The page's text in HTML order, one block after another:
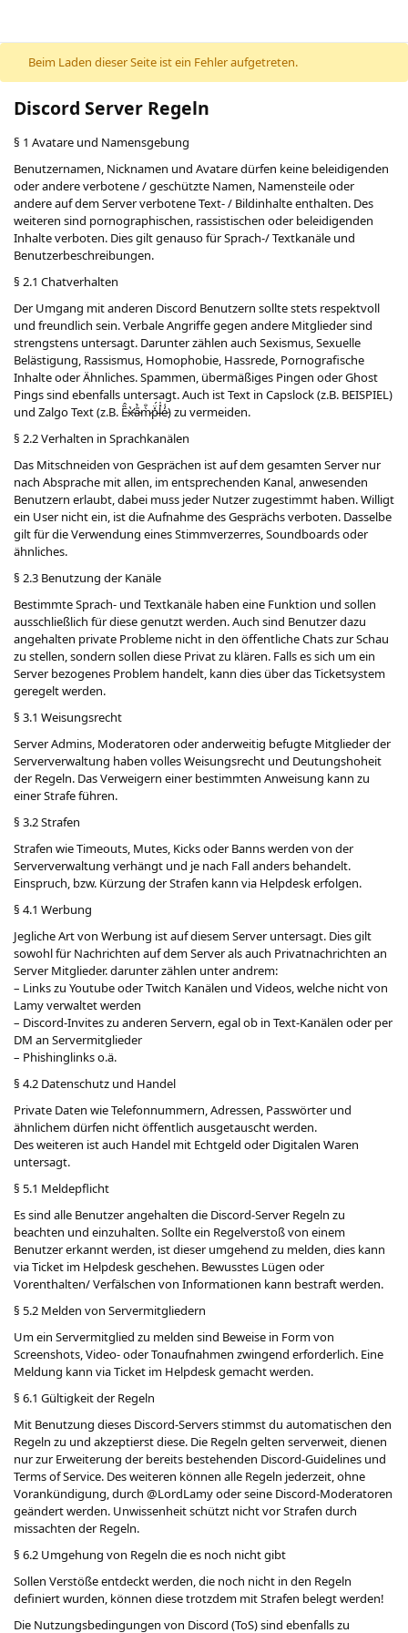
Beim Laden dieser Seite ist ein Fehler aufgetreten.
Discord Server Regeln
§ 1 Avatare und Namensgebung
Benutzernamen, Nicknamen und Avatare dürfen keine beleidigenden
oder andere verbotene / geschützte Namen, Namensteile oder
andere auf dem Server verbotene Text- / Bildinhalte enthalten. Des
weiteren sind pornographischen, rassistischen oder beleidigenden
Inhalte verboten. Dies gilt genauso für Sprach-/ Textkanäle und
Benutzerbeschreibungen.
§ 2.1 Chatverhalten
Der Umgang mit anderen Discord Benutzern sollte stets respektvoll
und freundlich sein. Verbale Angriffe gegen andere Mitglieder sind
strengstens untersagt. Darunter zählen auch Sexismus, Sexuelle
Belästigung, Rassismus, Homophobie, Hassrede, Pornografische
Inhalte oder Ähnliches. Spammen, übermäßiges Pingen oder Ghost
Pings sind ebenfalls untersagt. Auch ist Text in Capslock (z.B. BEISPIEL)
und Zalgo Text (z.B. Ȅ̴̂x̴̛̔a̴̎̉m̷̀̐p̵̽̈́l̵̽̍e̷̒͑) zu vermeiden.
§ 2.2 Verhalten in Sprachkanälen
Das Mitschneiden von Gesprächen ist auf dem gesamten Server nur
nach Absprache mit allen, im entsprechenden Kanal, anwesenden
Benutzern erlaubt, dabei muss jeder Nutzer zugestimmt haben. Willigt
ein User nicht ein, ist die Aufnahme des Gesprächs verboten. Dasselbe
gilt für die Verwendung eines Stimmverzerres, Soundboards oder
ähnliches.
§ 2.3 Benutzung der Kanäle
Bestimmte Sprach- und Textkanäle haben eine Funktion und sollen
ausschließlich für diese genutzt werden. Auch sind Benutzer dazu
angehalten private Probleme nicht in den öffentliche Chats zur Schau
zu stellen, sondern sollen diese Privat zu klären. Falls es sich um ein
Server bezogenes Problem handelt, kann dies über das Ticketsystem
geregelt werden.
§ 3.1 Weisungsrecht
Server Admins, Moderatoren oder anderweitig befugte Mitglieder der
Serververwaltung haben volles Weisungsrecht und Deutungshoheit
der Regeln. Das Verweigern einer bestimmten Anweisung kann zu
einer Strafe führen.
§ 3.2 Strafen
Strafen wie Timeouts, Mutes, Kicks oder Banns werden von der
Serververwaltung verhängt und je nach Fall anders behandelt.
Einspruch, bzw. Kürzung der Strafen kann via Helpdesk erfolgen.
§ 4.1 Werbung
Jegliche Art von Werbung ist auf diesem Server untersagt. Dies gilt
sowohl für Nachrichten auf dem Server als auch Privatnachrichten an
Server Mitglieder. darunter zählen unter andrem:
– Links zu Youtube oder Twitch Kanälen und Videos, welche nicht von
Lamy verwaltet werden
– Discord-Invites zu anderen Servern, egal ob in Text-Kanälen oder per
DM an Servermitglieder
– Phishinglinks o.ä.
§ 4.2 Datenschutz und Handel
Private Daten wie Telefonnummern, Adressen, Passwörter und
ähnlichem dürfen nicht öffentlich ausgetauscht werden.
Des weiteren ist auch Handel mit Echtgeld oder Digitalen Waren
untersagt.
§ 5.1 Meldepflicht
Es sind alle Benutzer angehalten die Discord-Server Regeln zu
beachten und einzuhalten. Sollte ein Regelverstoß von einem
Benutzer erkannt werden, ist dieser umgehend zu melden, dies kann
via Ticket im Helpdesk geschehen. Bewusstes Lügen oder
Vorenthalten/ Verfälschen von Informationen kann bestraft werden.
§ 5.2 Melden von Servermitgliedern
Um ein Servermitglied zu melden sind Beweise in Form von
Screenshots, Video- oder Tonaufnahmen zwingend erforderlich. Eine
Meldung kann via Ticket im Helpdesk gemacht werden.
§ 6.1 Gültigkeit der Regeln
Mit Benutzung dieses Discord-Servers stimmst du automatischen den
Regeln zu und akzeptierst diese. Die Regeln gelten serverweit, dienen
nur zur Erweiterung der bereits bestehenden Discord-Guidelines und
Terms of Service. Des weiteren können alle Regeln jederzeit, ohne
Vorankündigung, durch @LordLamy oder seine Discord-Moderatoren
geändert werden. Unwissenheit schützt nicht vor Strafen durch
missachten der Regeln.
§ 6.2 Umgehung von Regeln die es noch nicht gibt
Sollen Verstöße entdeckt werden, die noch nicht in den Regeln
definiert wurden, können diese trotzdem mit Strafen belegt werden!
Die Nutzungsbedingungen von Discord (ToS) sind ebenfalls zu